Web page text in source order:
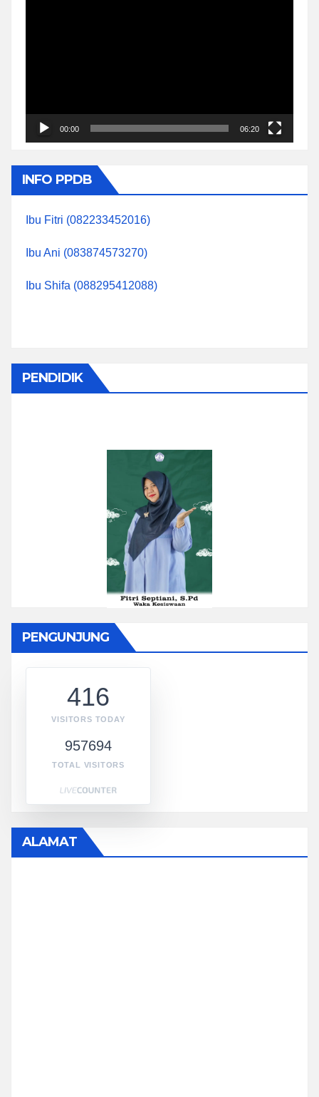
00:00 06:20
INFO PPDB
Ibu Fitri (082233452016)
Ibu Ani (083874573270)
Ibu Shifa (088295412088)
PENDIDIK
PENGUNJUNG
416
VISITORS TODAY
957694
TOTAL VISITORS
ALAMAT